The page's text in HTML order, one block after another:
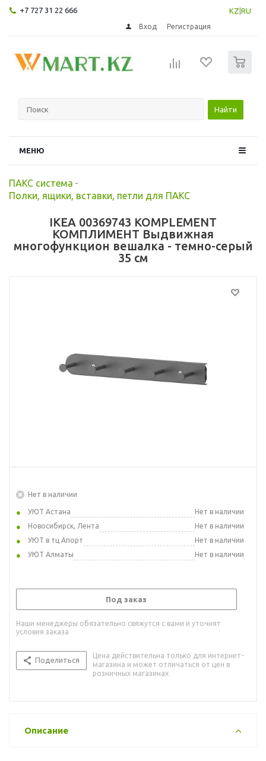
+7 727 31 22 666 KZ RU
Вход Регистрация
Найти
МЕНЮ
ПАКС система -
Полки, ящики, вставки, петли для ПАКС
IKEA 00369743 KOMPLEMENT
КОМПЛИМЕНТ Выдвижная
многофункцион вешалка - темно-серый
35 см
Нет в наличии
УЮТ Астана
Нет в наличии
Новосибирск, Лента
Нет в наличии
УЮТ в тц Апорт
Нет в наличии
УЮТ Алматы
Нет в наличии
Под заказ
Наши менеджеры обязательно свяжутся с вами и уточнят
условия заказа
Поделиться
Цена действительна только для интернет-
магазина и может отличаться от цен в
розничных магазинах
Описание